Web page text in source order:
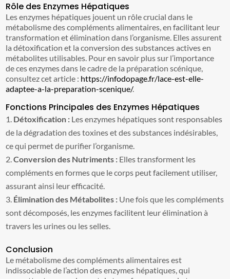
Rôle des Enzymes Hépatiques
Les enzymes hépatiques jouent un rôle crucial dans le
métabolisme des compléments alimentaires, en facilitant leur
transformation et élimination dans l’organisme. Elles assurent
la détoxification et la conversion des substances actives en
métabolites utilisables. Pour en savoir plus sur l’importance
de ces enzymes dans le cadre de la préparation scénique,
consultez cet article : https://infodopage.fr/lace-est-elle-
adaptee-a-la-preparation-scenique/.
Fonctions Principales des Enzymes Hépatiques
Détoxification : Les enzymes hépatiques sont responsables
de la dégradation des toxines et des substances indésirables,
ce qui permet de purifier l’organisme.
Conversion des Nutriments : Elles transforment les
compléments en formes que le corps peut facilement utiliser,
assurant ainsi leur efficacité.
Élimination des Métabolites : Une fois que les compléments
sont décomposés, les enzymes facilitent leur élimination à
travers les urines ou les selles.
Conclusion
Le métabolisme des compléments alimentaires est
indissociable de l’action des enzymes hépatiques, qui